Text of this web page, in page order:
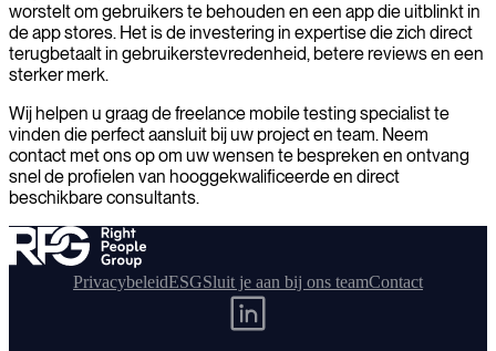
worstelt om gebruikers te behouden en een app die uitblinkt in
de app stores. Het is de investering in expertise die zich direct
terugbetaalt in gebruikerstevredenheid, betere reviews en een
sterker merk.
Wij helpen u graag de freelance mobile testing specialist te
vinden die perfect aansluit bij uw project en team. Neem
contact met ons op om uw wensen te bespreken en ontvang
snel de profielen van hooggekwalificeerde en direct
beschikbare consultants.
PrivacybeleidESGSluit je aan bij ons teamContact